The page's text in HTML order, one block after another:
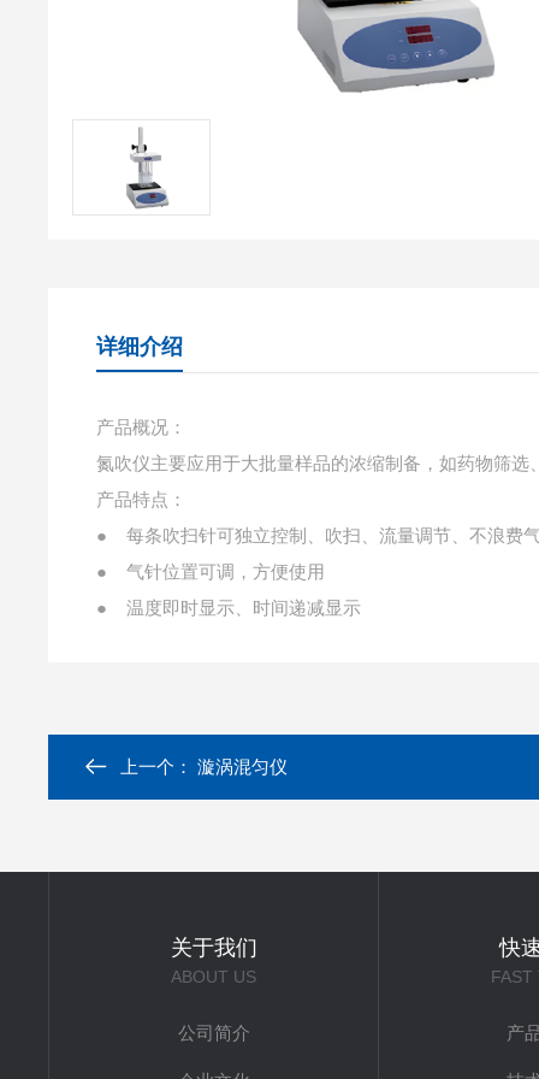
详细介绍
产品概况：
氮吹仪主要应用于大批量样品的浓缩制备，如药物筛
产品特点：
● 每条吹扫针可独立控制、吹扫、流量调节、不浪费
● 气针位置可调，方便使用
● 温度即时显示、时间递减显示
上一个：漩涡混匀仪
关于我们
ABOUT US
公司简介
快
FAST
产